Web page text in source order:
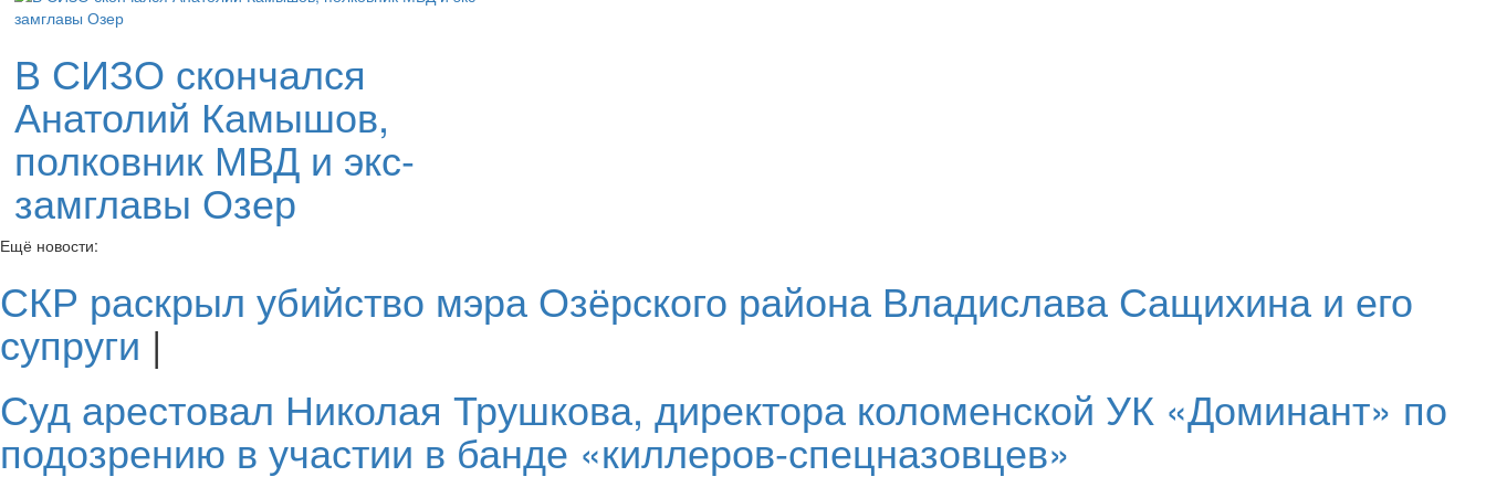
В СИЗО скончался
Анатолий Камышов,
полковник МВД и экс-
замглавы Озер
Ещё новости:
СКР раскрыл убийство мэра Озёрского района Владислава Сащихина и его
супруги |
Суд арестовал Николая Трушкова, директора коломенской УК «Доминант» по
подозрению в участии в банде «киллеров-спецназовцев»